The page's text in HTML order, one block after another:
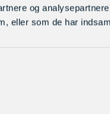
og
eller som de har
bestilling